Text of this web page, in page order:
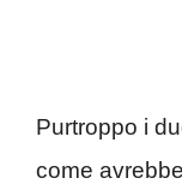
Purtroppo i
come